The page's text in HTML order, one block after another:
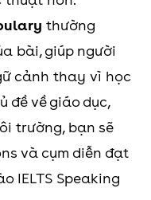
văn hóa, bảo
và giáo dục
sử.
Khai thác công
nghệ thông tin và
động của công
thông tin được
các bối cảnh
người học có
đề như hội chợ
giảng về nghệ
học, công nghệ
ảnh hoặc
thường
bài, giúp người
cảnh thay vì học
đề về giáo dục,
trường, bạn sẽ
và cụm diễn đạt
IELTS Speaking